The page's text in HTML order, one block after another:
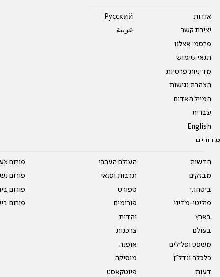
אודות
יצירת קשר
פרסמו אצלנו
תנאי שימוש
מדיניות פרטיות
הצהרת נגישות
המייל האדום
עברית
English
Pусский
عربية
מדורים
חדשות
מבזקים
ביטחוני
פוליטי-מדיני
בארץ
בעולם
משפט ופלילים
כלכלה ונדל"ן
דעות
העולם הערבי
תרבות ופנאי
ספורט
פורומים
יהדות
צרכנות
אופנה
מוסיקה
פיוטקאסט
פורום
פורום
פורום
פורום